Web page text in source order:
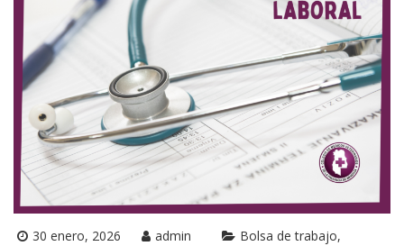
30 enero, 2026 admin
Bolsa de trabajo